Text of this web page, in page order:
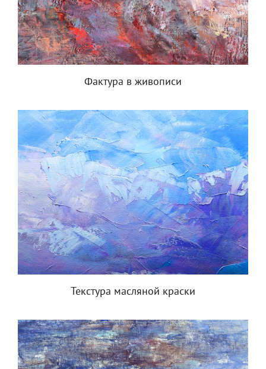
Фактура в живописи
Текстура масляной краски